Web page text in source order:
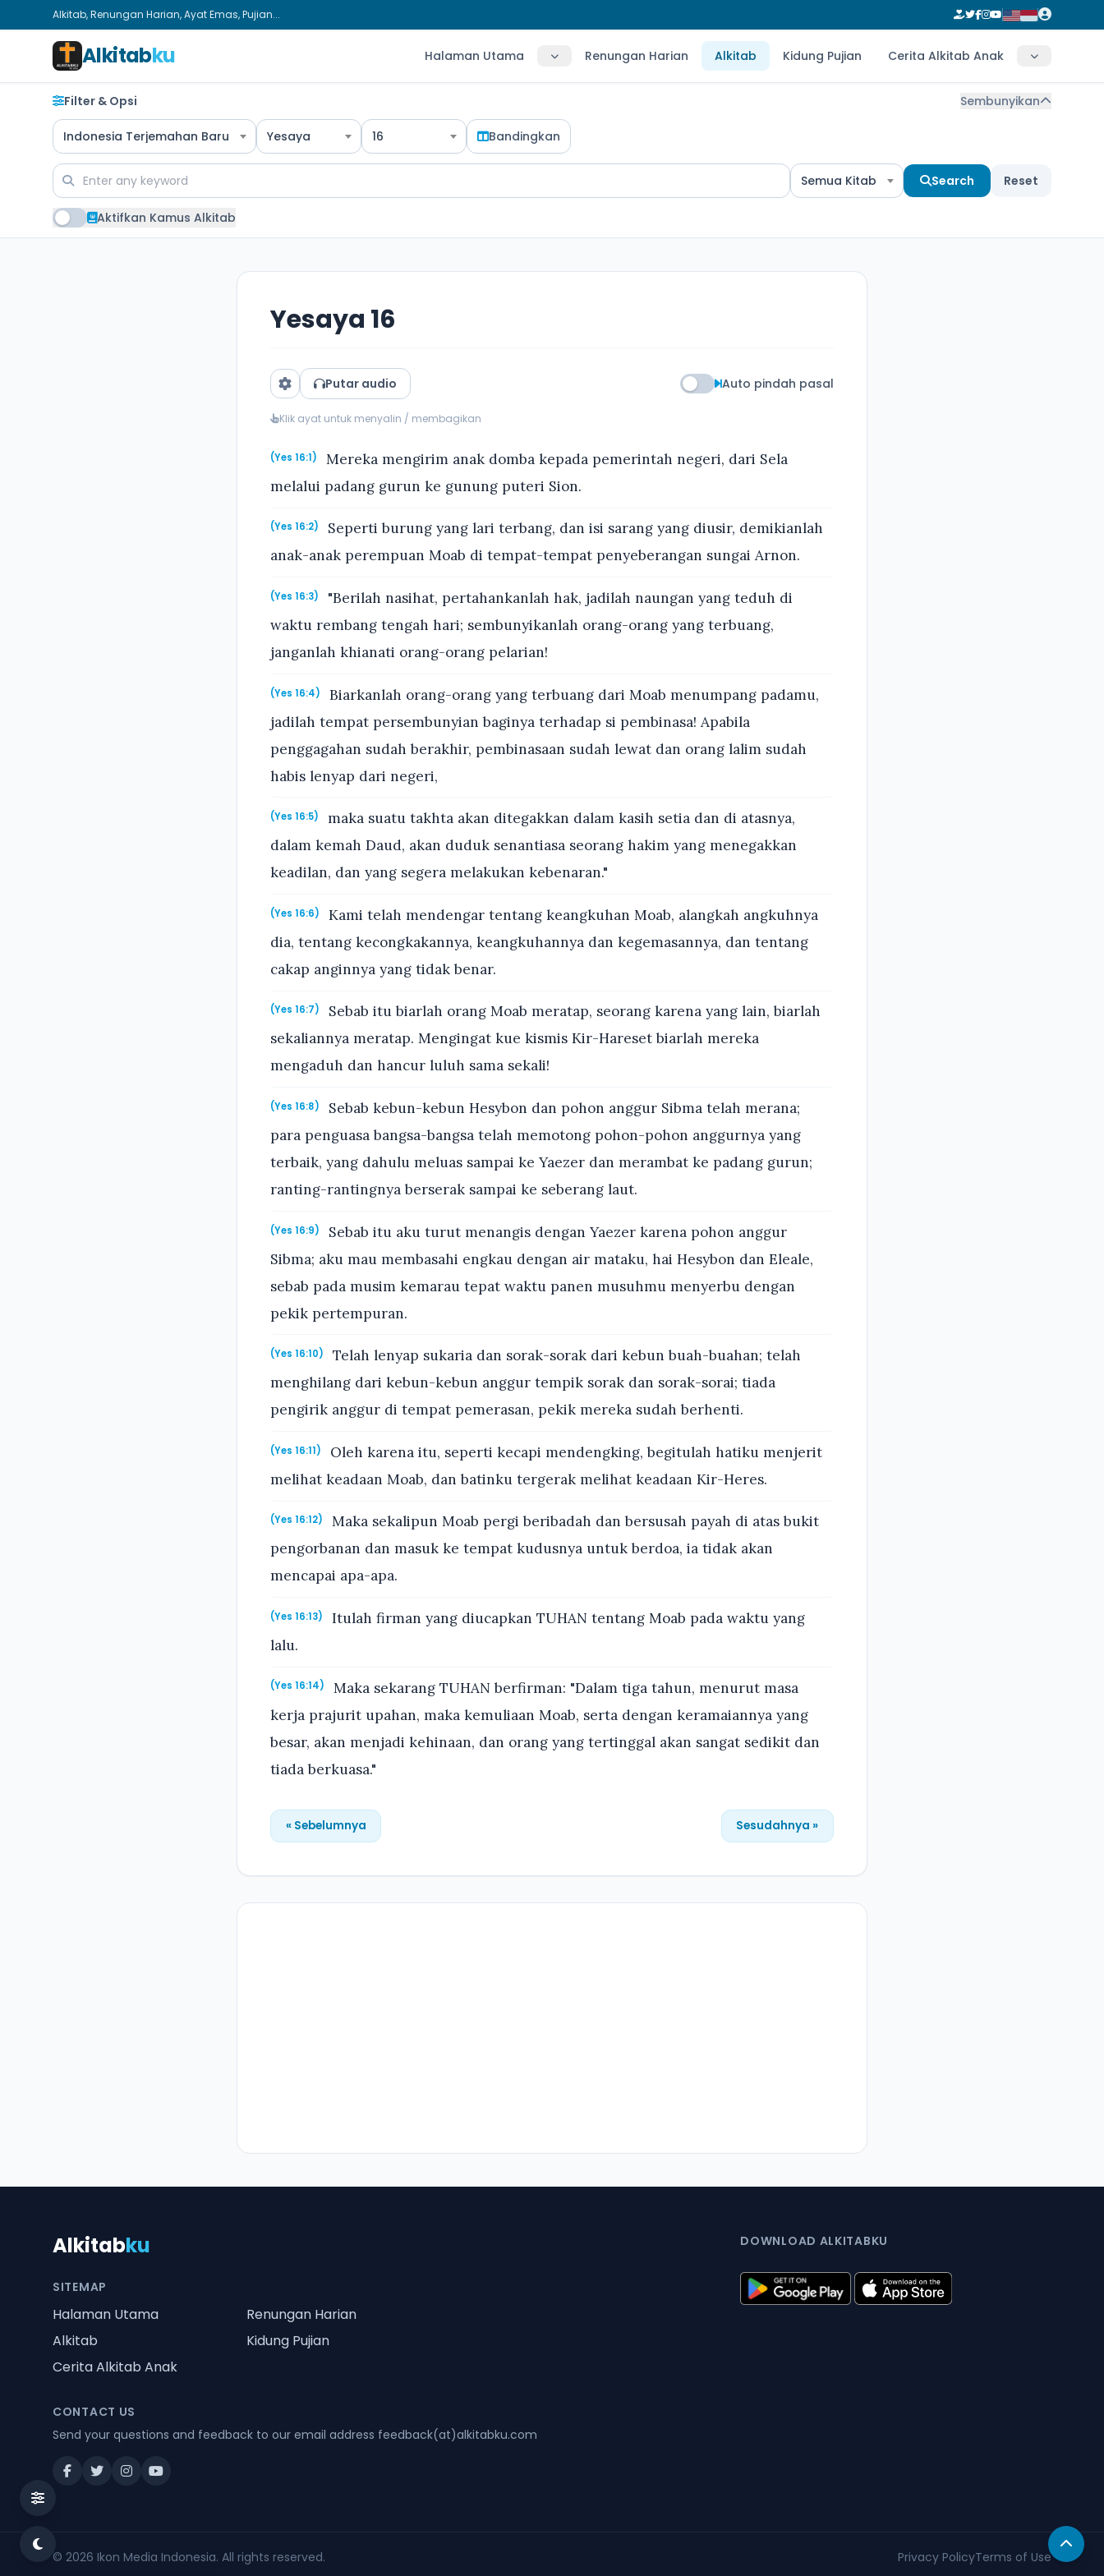
Alkitab, Renungan Harian, Ayat Emas, Pujian...
Alkitabku Halaman Utama Renungan Harian Alkitab Kidung Pujian Cerita Alkitab Anak
Filter & Opsi Sembunyikan
Indonesia Terjemahan Baru Yesaya 16 Bandingkan
Semua Kitab Search Reset
Aktifkan Kamus Alkitab
Yesaya 16
Putar audio Auto pindah pasal
Klik ayat untuk menyalin / membagikan
(Yes 16:1)
Mereka mengirim anak domba kepada pemerintah negeri, dari Sela
melalui padang gurun ke gunung puteri Sion.
(Yes 16:2)
Seperti burung yang lari terbang, dan isi sarang yang diusir, demikianlah
anak-anak perempuan Moab di tempat-tempat penyeberangan sungai Arnon.
(Yes 16:3)
"Berilah nasihat, pertahankanlah hak, jadilah naungan yang teduh di
waktu rembang tengah hari; sembunyikanlah orang-orang yang terbuang,
janganlah khianati orang-orang pelarian!
(Yes 16:4)
Biarkanlah orang-orang yang terbuang dari Moab menumpang padamu,
jadilah tempat persembunyian baginya terhadap si pembinasa! Apabila
penggagahan sudah berakhir, pembinasaan sudah lewat dan orang lalim sudah
habis lenyap dari negeri,
(Yes 16:5)
maka suatu takhta akan ditegakkan dalam kasih setia dan di atasnya,
dalam kemah Daud, akan duduk senantiasa seorang hakim yang menegakkan
keadilan, dan yang segera melakukan kebenaran."
(Yes 16:6)
Kami telah mendengar tentang keangkuhan Moab, alangkah angkuhnya
dia, tentang kecongkakannya, keangkuhannya dan kegemasannya, dan tentang
cakap anginnya yang tidak benar.
(Yes 16:7)
Sebab itu biarlah orang Moab meratap, seorang karena yang lain, biarlah
sekaliannya meratap. Mengingat kue kismis Kir-Hareset biarlah mereka
mengaduh dan hancur luluh sama sekali!
(Yes 16:8)
Sebab kebun-kebun Hesybon dan pohon anggur Sibma telah merana;
para penguasa bangsa-bangsa telah memotong pohon-pohon anggurnya yang
terbaik, yang dahulu meluas sampai ke Yaezer dan merambat ke padang gurun;
ranting-rantingnya berserak sampai ke seberang laut.
(Yes 16:9)
Sebab itu aku turut menangis dengan Yaezer karena pohon anggur
Sibma; aku mau membasahi engkau dengan air mataku, hai Hesybon dan Eleale,
sebab pada musim kemarau tepat waktu panen musuhmu menyerbu dengan
pekik pertempuran.
(Yes 16:10)
Telah lenyap sukaria dan sorak-sorak dari kebun buah-buahan; telah
menghilang dari kebun-kebun anggur tempik sorak dan sorak-sorai; tiada
pengirik anggur di tempat pemerasan, pekik mereka sudah berhenti.
(Yes 16:11)
Oleh karena itu, seperti kecapi mendengking, begitulah hatiku menjerit
melihat keadaan Moab, dan batinku tergerak melihat keadaan Kir-Heres.
(Yes 16:12)
Maka sekalipun Moab pergi beribadah dan bersusah payah di atas bukit
pengorbanan dan masuk ke tempat kudusnya untuk berdoa, ia tidak akan
mencapai apa-apa.
(Yes 16:13)
Itulah firman yang diucapkan TUHAN tentang Moab pada waktu yang
lalu.
(Yes 16:14)
Maka sekarang TUHAN berfirman: "Dalam tiga tahun, menurut masa
kerja prajurit upahan, maka kemuliaan Moab, serta dengan keramaiannya yang
besar, akan menjadi kehinaan, dan orang yang tertinggal akan sangat sedikit dan
tiada berkuasa."
« Sebelumnya Sesudahnya »
Alkitabku
SITEMAP
Halaman Utama
Renungan Harian
Alkitab
Kidung Pujian
Cerita Alkitab Anak
CONTACT US
Send your questions and feedback to our email address feedback(at)alkitabku.com
DOWNLOAD ALKITABKU
© 2026 Ikon Media Indonesia. All rights reserved. Privacy PolicyTerms of Use